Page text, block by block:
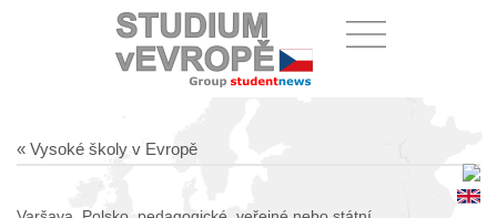
« Vysoké školy v Evropě